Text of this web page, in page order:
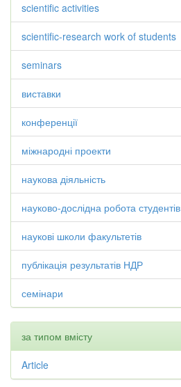
scientific activities
scientific-research work of students
seminars
виставки
конференції
міжнародні проекти
наукова діяльність
науково-дослідна робота студентів
наукові школи факультетів
публікація результатів НДР
семінари
за типом вмісту
Article